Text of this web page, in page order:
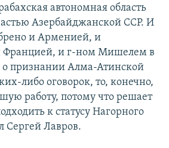
автономная область
Азербайджанской ССР. И
и Арменией, и
Францией, и г-ном Мишелем в
признании Алма-Атинской
либо оговорок, то, конечно,
работу, потому что решает
к статусу Нагорного
Сергей Лавров.